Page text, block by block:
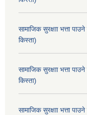
सामाजिक सुरक्षाा भत्ता
किस्ता)
सामाजिक सुरक्षाा भत्ता
किस्ता)
सामाजिक सुरक्षाा भत्ता